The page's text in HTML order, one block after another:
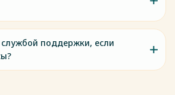
службой поддержки, если